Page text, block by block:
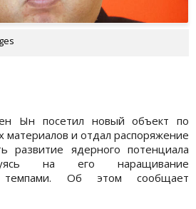
Ын посетил новый объект по
материалов и отдал распоряжение
развитие ядерного потенциала
на его наращивание
темпами. Об этом сообщает